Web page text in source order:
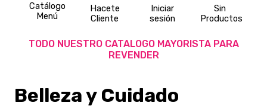
Catálogo
Menú
Hacete
Cliente
Iniciar
sesión
Sin
Productos
TODO NUESTRO CATALOGO MAYORISTA PARA
REVENDER
Belleza y Cuidado